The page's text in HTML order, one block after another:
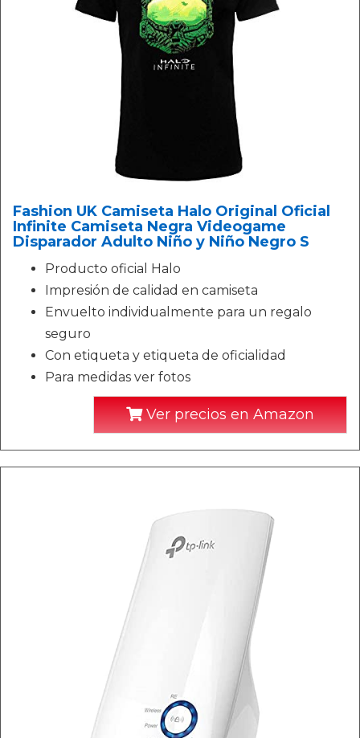
Fashion UK Camiseta Halo Original Oficial
Infinite Camiseta Negra Videogame
Disparador Adulto Niño y Niño Negro S
Producto oficial Halo
Impresión de calidad en camiseta
Envuelto individualmente para un regalo
seguro
Con etiqueta y etiqueta de oficialidad
Para medidas ver fotos
Ver precios en Amazon